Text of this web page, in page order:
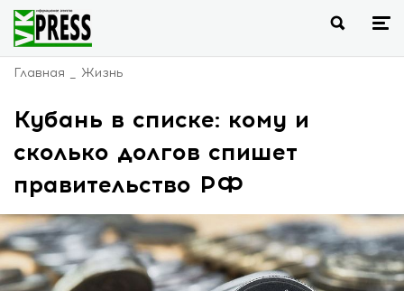
Главная Жизнь
Кубань в списке: кому и
сколько долгов спишет
правительство РФ